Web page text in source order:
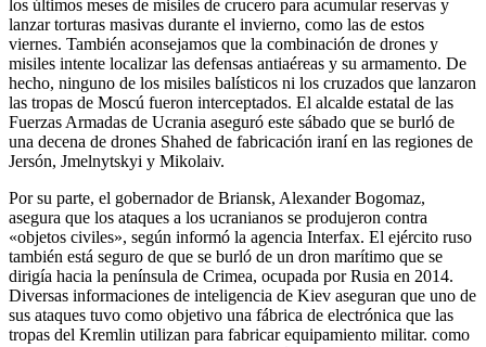
los últimos meses de misiles de crucero para acumular reservas y
lanzar torturas masivas durante el invierno, como las de estos
viernes. También aconsejamos que la combinación de drones y
misiles intente localizar las defensas antiaéreas y su armamento. De
hecho, ninguno de los misiles balísticos ni los cruzados que lanzaron
las tropas de Moscú fueron interceptados. El alcalde estatal de las
Fuerzas Armadas de Ucrania aseguró este sábado que se burló de
una decena de drones Shahed de fabricación iraní en las regiones de
Jersón, Jmelnytskyi y Mikolaiv.
Por su parte, el gobernador de Briansk, Alexander Bogomaz,
asegura que los ataques a los ucranianos se produjeron contra
«objetos civiles», según informó la agencia Interfax. El ejército ruso
también está seguro de que se burló de un dron marítimo que se
dirigía hacia la península de Crimea, ocupada por Rusia en 2014.
Diversas informaciones de inteligencia de Kiev aseguran que uno de
sus ataques tuvo como objetivo una fábrica de electrónica que las
tropas del Kremlin utilizan para fabricar equipamiento militar. como